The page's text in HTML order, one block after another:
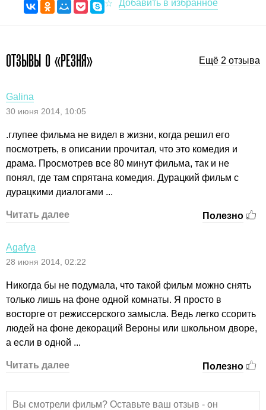
ОТЗЫВЫ О «РЕЗНЯ» Ещё 2 отзыва
Galina
30 июня 2014, 10:05
.глупее фильма не видел в жизни, когда решил его
посмотреть, в описании прочитал, что это комедия и
драма. Просмотрев все 80 минут фильма, так и не
понял, где там спрятана комедия. Дурацкий фильм с
дурацкими диалогами ...
Читать далее Полезно
Аgafya
28 июня 2014, 02:22
Никогда бы не подумала, что такой фильм можно снять
только лишь на фоне одной комнаты. Я просто в
восторге от режиссерского замысла. Ведь легко ссорить
людей на фоне декораций Вероны или школьном дворе,
а если в одной ...
Читать далее Полезно